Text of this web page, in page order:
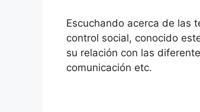
Escuchando acerca de las
control social, conocido
su relación con las
comunicación etc.